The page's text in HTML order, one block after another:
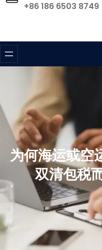
+86 186 6503 8749
为何海运或空
双清包税